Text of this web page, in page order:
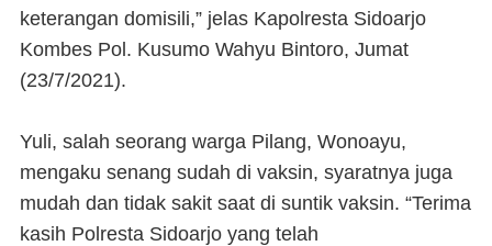
keterangan domisili,” jelas Kapolresta Sidoarjo
Kombes Pol. Kusumo Wahyu Bintoro, Jumat
(23/7/2021).
Yuli, salah seorang warga Pilang, Wonoayu,
mengaku senang sudah di vaksin, syaratnya juga
mudah dan tidak sakit saat di suntik vaksin. “Terima
kasih Polresta Sidoarjo yang telah